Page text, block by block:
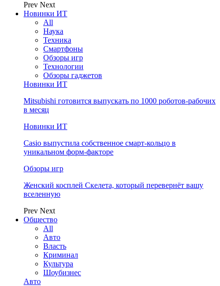
Prev Next
Новинки ИТ
All
Наука
Техника
Смартфоны
Обзоры игр
Технологии
Обзоры гаджетов
Новинки ИТ
Mitsubishi готовится выпускать по 1000 роботов-рабочих
в месяц
Новинки ИТ
Casio выпустила собственное смарт-кольцо в
уникальном форм-факторе
Обзоры игр
Женский косплей Скелета, который перевернёт вашу
вселенную
Prev Next
Общество
All
Авто
Власть
Криминал
Культура
Шоубизнес
Авто